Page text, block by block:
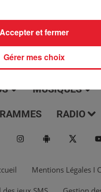
MUSIQUES
RADIO
Mentions Légales I
Gérer mes choix
Accepter et fermer